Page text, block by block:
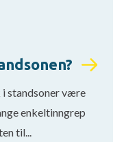
standsoner være
enkeltinngrep
til...